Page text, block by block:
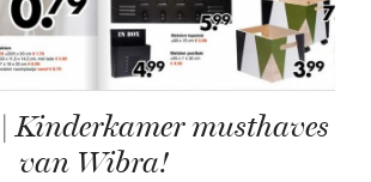
Kinderkamer musthaves
van Wibra!